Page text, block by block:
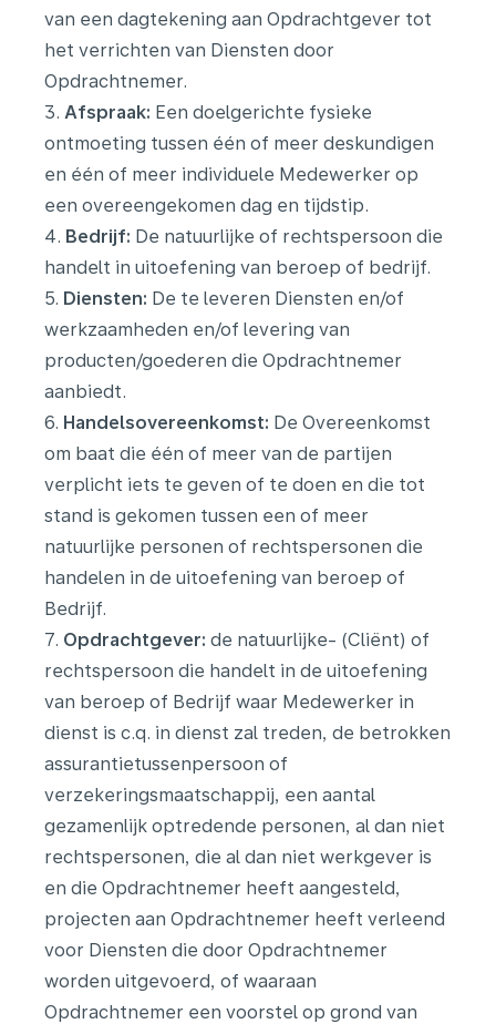
van een dagtekening aan Opdrachtgever tot
het verrichten van Diensten door
Opdrachtnemer.
3. Afspraak: Een doelgerichte fysieke
ontmoeting tussen één of meer deskundigen
en één of meer individuele Medewerker op
een overeengekomen dag en tijdstip.
4. Bedrijf: De natuurlijke of rechtspersoon die
handelt in uitoefening van beroep of bedrijf.
5. Diensten: De te leveren Diensten en/of
werkzaamheden en/of levering van
producten/goederen die Opdrachtnemer
aanbiedt.
6. Handelsovereenkomst: De Overeenkomst
om baat die één of meer van de partijen
verplicht iets te geven of te doen en die tot
stand is gekomen tussen een of meer
natuurlijke personen of rechtspersonen die
handelen in de uitoefening van beroep of
Bedrijf.
7. Opdrachtgever: de natuurlijke- (Cliënt) of
rechtspersoon die handelt in de uitoefening
van beroep of Bedrijf waar Medewerker in
dienst is c.q. in dienst zal treden, de betrokken
assurantietussenpersoon of
verzekeringsmaatschappij, een aantal
gezamenlijk optredende personen, al dan niet
rechtspersonen, die al dan niet werkgever is
en die Opdrachtnemer heeft aangesteld,
projecten aan Opdrachtnemer heeft verleend
voor Diensten die door Opdrachtnemer
worden uitgevoerd, of waaraan
Opdrachtnemer een voorstel op grond van